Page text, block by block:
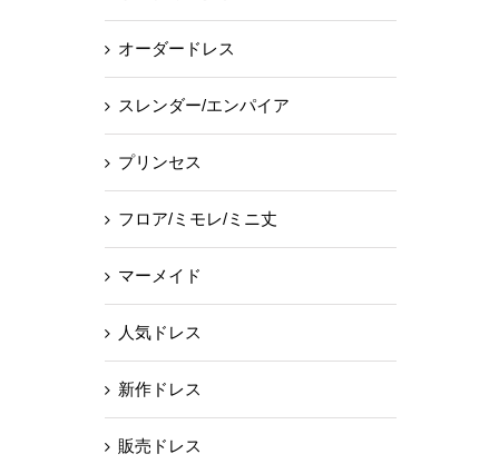
オーダードレス
スレンダー/エンパイア
プリンセス
フロア/ミモレ/ミニ丈
マーメイド
人気ドレス
新作ドレス
販売ドレス